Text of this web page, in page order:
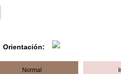
Orientación:
Normal